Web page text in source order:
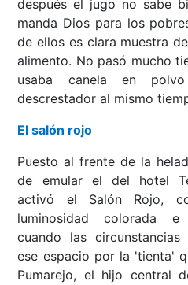
después el jugo no sabe
manda Dios para los
de ellos es clara muestra
alimento. No pasó mucho
usaba canela en
descrestador al mismo
El salón rojo
Puesto al frente de la
de emular el del hotel
activó el Salón Rojo,
luminosidad colorada e
cuando las
ese espacio por la 'tienta'
Pumarejo, el hijo central